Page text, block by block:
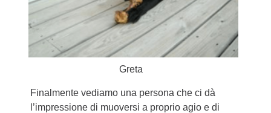
Greta
Finalmente vediamo una persona che ci dà
l’impressione di muoversi a proprio agio e di